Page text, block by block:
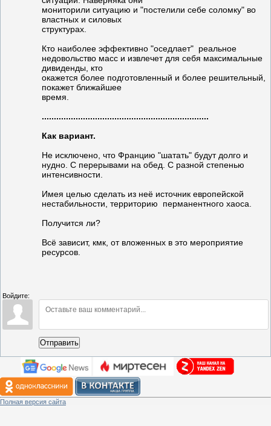
мониторили ситуацию и "постелили себе соломку" во
властных и силовых
структурах.
Кто наиболее эффективно "оседлает" реальное
недовольство масс и извлечет для себя максимальные
дивиденды, кто
окажется более подготовленный и более решительный,
покажет ближайшее
время.
.....................................................................
Как вариант.
Не исключено, что Францию "шатать" будут долго и
нудно. С перерывами на обед. С разной степенью
интенсивности.
Имея целью сделать из неё источник европейской
нестабильности, территорию перманентного хаоса.
Получится ли?
Всё зависит, кмк, от вложенных в это мероприятие
ресурсов.
Войдите:
Отправить
Полная версия сайта